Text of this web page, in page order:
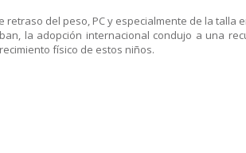
del peso, PC y especialmente de la talla
la adopción internacional condujo a una
físico de estos niños.